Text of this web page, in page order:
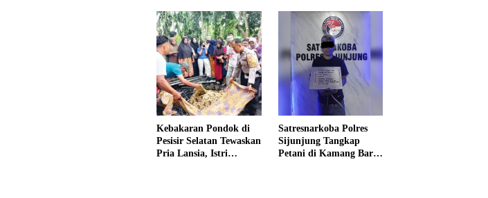
Kebakaran Pondok di
Pesisir Selatan Tewaskan
Pria Lansia, Istri
Satresnarkoba Polres
Sijunjung Tangkap
Petani di Kamang Baru,